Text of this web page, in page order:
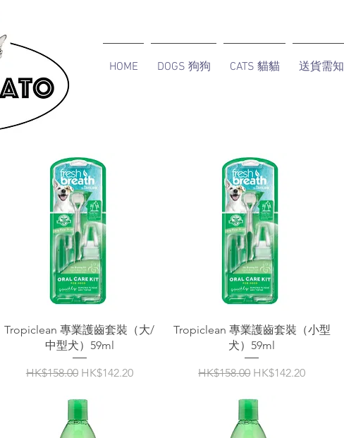
HOME DOGS 狗狗 CATS 貓貓 送貨需知
Tropiclean 專業護齒套裝（大/
中型犬）59ml
一般價格
HK$158.00 促銷價格
HK$142.20
Tropiclean 專業護齒套裝（小型
犬）59ml
一般價格
HK$158.00 促銷價格
HK$142.20